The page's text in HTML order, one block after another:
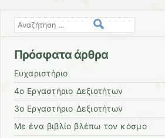
Αναζήτηση
Πρόσφατα άρθρα
Ευχαριστήριο
4ο Εργαστήριο Δεξιοτήτων
3ο Εργαστήριο Δεξιοτήτων
Με ένα βιβλίο βλέπω τον κόσμο